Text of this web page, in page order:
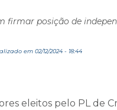
firmar posição de
em 02/12/2024 - 18:44
eleitos pelo PL de